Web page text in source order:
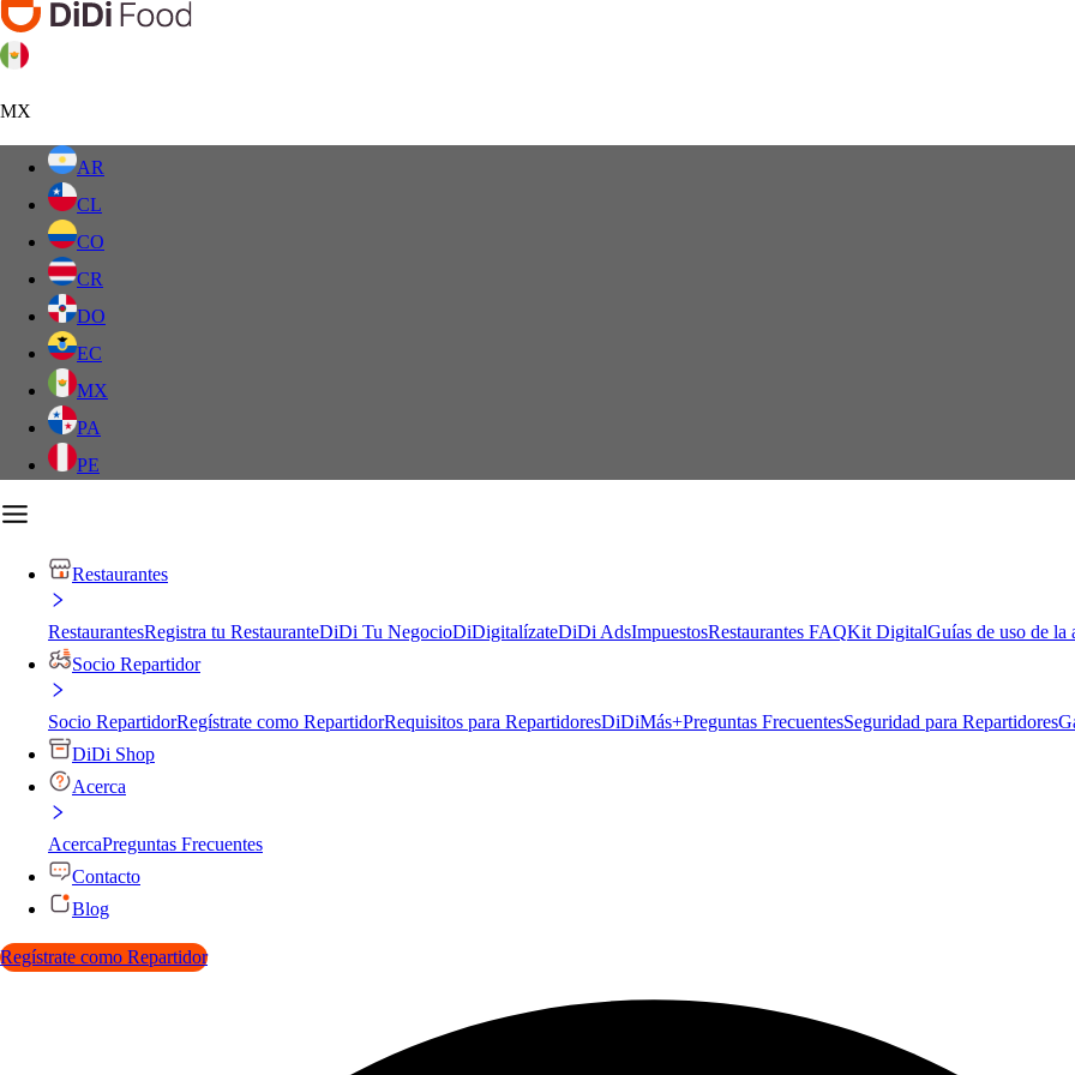
MX
AR
CL
CO
CR
DO
EC
MX
PA
PE
Restaurantes
RestaurantesRegistra tu RestauranteDiDi Tu NegocioDiDigitalízateDiDi AdsImpuestosRestaurantes FAQKit DigitalGuías de uso de la
Socio Repartidor
Socio RepartidorRegístrate como RepartidorRequisitos para RepartidoresDiDiMás+Preguntas FrecuentesSeguridad para Repartidores
DiDi Shop
Acerca
AcercaPreguntas Frecuentes
Contacto
Blog
Regístrate como Repartidor